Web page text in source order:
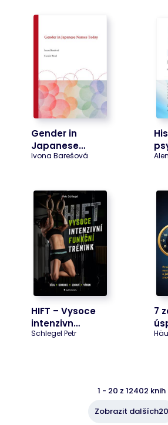
Gender in
Japanese…
Ivona Barešová
HIFT – Vysoce
intenzivn…
Schlegel Petr
7
1 - 20 z 12402 knih
Zobrazit dalších20